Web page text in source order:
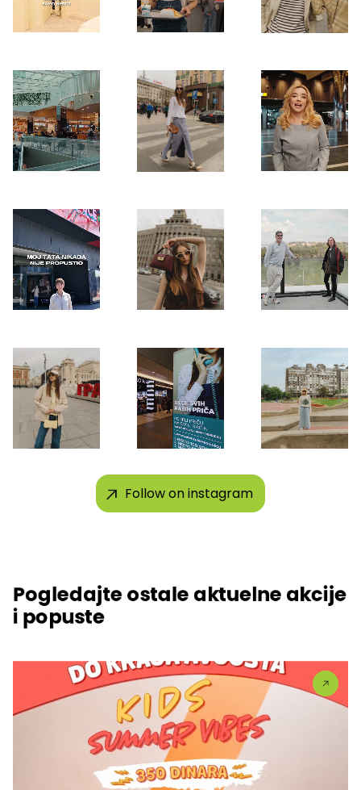
Follow on instagram
Pogledajte ostale aktuelne akcije
i popuste